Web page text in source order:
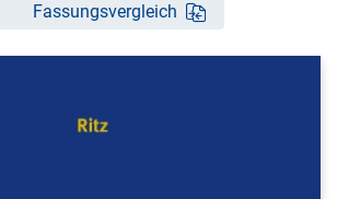
Fassungsvergleich